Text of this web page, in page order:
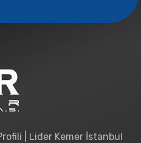
| Lider Kemer İstanbul